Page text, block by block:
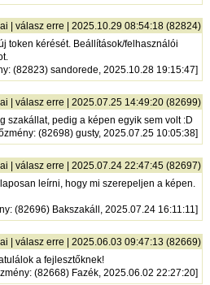
|válasz erre | 2025.10.29 08:54:18 (82824)
token kérését. Beállítások/felhasználói
: (82823) sandorede, 2025.10.28 19:15:47]
|válasz erre | 2025.07.25 14:49:20 (82699)
szakállat, pedig a képen egyik sem volt :D
: (82698) gusty, 2025.07.25 10:05:38]
|válasz erre | 2025.07.24 22:47:45 (82697)
leírni, hogy mi szerepeljen a képen.
: (82696) Bakszakáll, 2025.07.24 16:11:11]
|válasz erre | 2025.06.03 09:47:13 (82669)
a fejlesztőknek!
: (82668) Fazék, 2025.06.02 22:27:20]